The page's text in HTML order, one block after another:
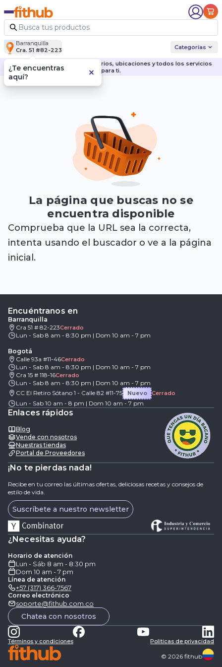
Barranquilla
Cra. 51 #82-223
Categorías
Descubre nuestras sedes, horarios, ubicaciones y todos los servicios
para ti.
La página que buscas no se
encuentra disponible
Comprueba que la URL sea la correcta,
intenta usando el buscador o ve a la página
inicial.
Encuéntranos en
Barranquilla
Cra 51 # 82-223Cerrado
Lun - Sab 8 am - 8:30 pm | Dom 10 am - 7 pm
Bogotá
Calle 93a #11-46Cerrado
Lun - Sab 8 am - 8:30 pm | Dom 10 am - 7 pm
Cra 15 # 118-16Cerrado
Lun - Sab 8 am - 8:30 pm | Dom 10 am - 7 pm
CC El Retiro Sótano 1 - Calle 82 #11-75
Nuevo Cerrado
Lun - Sab 10 am - 8 pm | Dom 10 am - 7 pm
Enlaces rápidos
Blog
Vende con nosotros
Nuestras tiendas
Portal de Proveedores
¡No te pierdas nada!
Recibe en tu correo las últimas ofertas, deliciosas recetas y consejos de
estilo de vida.
Suscríbete a nuestro newsletter
¿Necesitas ayuda?
Horario de atención
Lun - Sáb 8 am - 8:30 pm
Dom 10 am - 7 pm
Línea de atención
+57 (317) 366-7567
Correo electrónico
soporte@fithub.com.co
Chatea con nosotros
Términos y condiciones Politicas de privacidad
© 2026 fithub
¿Te encuentras
aquí?